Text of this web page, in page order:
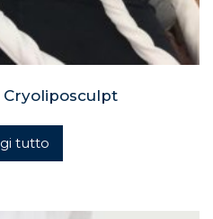
Cryoliposculpt
tutto